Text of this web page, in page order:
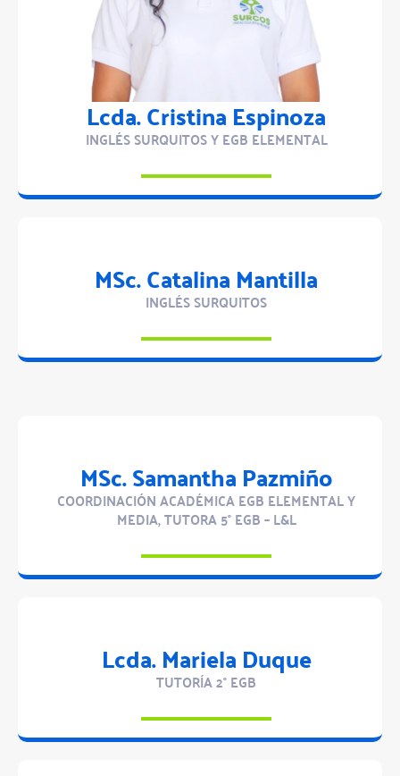
Lcda. Cristina Espinoza
INGLÉS SURQUITOS Y EGB ELEMENTAL
MSc. Catalina Mantilla
INGLÉS SURQUITOS
MSc. Samantha Pazmiño
COORDINACIÓN ACADÉMICA EGB ELEMENTAL Y
MEDIA, TUTORA 5° EGB – L&L
Lcda. Mariela Duque
TUTORÍA 2° EGB